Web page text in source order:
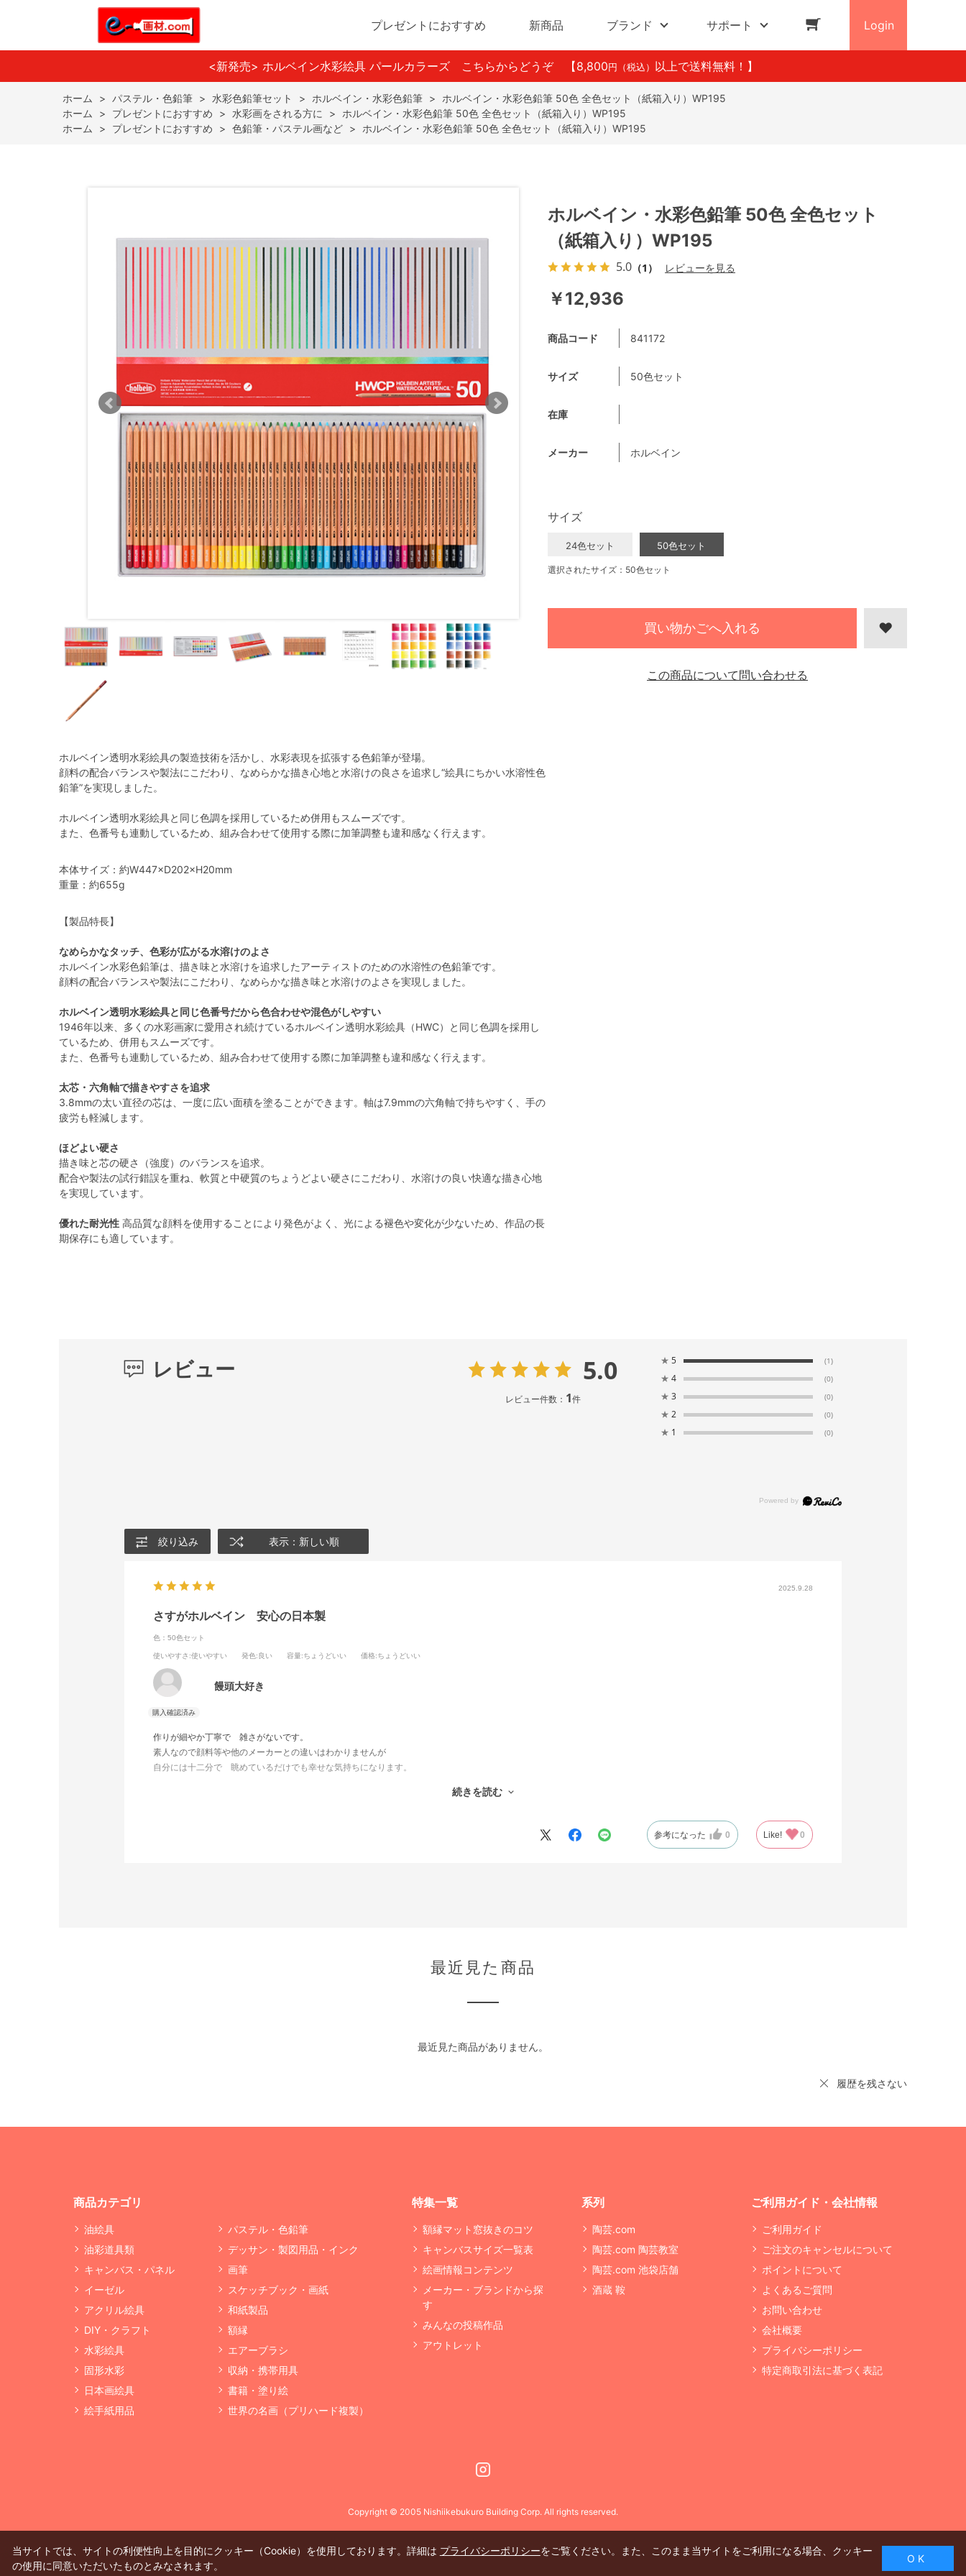
プレゼントにおすすめ 新商品 ブランド サポート Login
<新発売> ホルベイン水彩絵具 パールカラーズ こちらからどうぞ 【8,800 円（税込） 以上で送料無料！】
ホーム > パステル・色鉛筆 > 水彩色鉛筆セット > ホルベイン・水彩色鉛筆 >
ホルベイン・水彩色鉛筆 50色 全色セット（紙箱入り）WP195
ホーム
> プレゼントにおすすめ > 水彩画をされる方に >
ホルベイン・水彩色鉛筆 50色 全色セット（紙箱入り）WP195
ホーム
> プレゼントにおすすめ > 色鉛筆・パステル画など > ホルベイン・水彩色鉛筆 50色 全色セット（紙箱入り）WP195
ホルベイン透明水彩絵具の製造技術を活かし、水彩表現を拡張する色鉛筆が登場。
顔料の配合バランスや製法にこだわり、なめらかな描き心地と水溶けの良さを追求し“絵具にちかい水溶性色
鉛筆”を実現しました。
ホルベイン透明水彩絵具と同じ色調を採用しているため併用もスムーズです。
また、色番号も連動しているため、組み合わせて使用する際に加筆調整も違和感なく行えます。
本体サイズ：約W447×D202×H20mm
重量：約655g
【製品特長】
なめらかなタッチ、色彩が広がる水溶けのよさ
ホルベイン水彩色鉛筆は、描き味と水溶けを追求したアーティストのための水溶性の色鉛筆です。
顔料の配合バランスや製法にこだわり、なめらかな描き味と水溶けのよさを実現しました。
ホルベイン透明水彩絵具と同じ色番号だから色合わせや混色がしやすい
1946年以来、多くの水彩画家に愛用され続けているホルベイン透明水彩絵具（HWC）と同じ色調を採用し
ているため、併用もスムーズです。
また、色番号も連動しているため、組み合わせて使用する際に加筆調整も違和感なく行えます。
太芯・六角軸で描きやすさを追求
3.8mmの太い直径の芯は、一度に広い面積を塗ることができます。軸は7.9mmの六角軸で持ちやすく、手の
疲労も軽減します。
ほどよい硬さ
描き味と芯の硬さ（強度）のバランスを追求。
配合や製法の試行錯誤を重ね、軟質と中硬質のちょうどよい硬さにこだわり、水溶けの良い快適な描き心地
を実現しています。
優れた耐光性 高品質な顔料を使用することにより発色がよく、光による褪色や変化が少ないため、作品の長
期保存にも適しています。
ホルベイン・水彩色鉛筆 50色 全色セット
（紙箱入り）WP195
5.0 （1） レビューを見る
￥12,936
商品コード 841172
サイズ 50色セット
在庫
メーカー ホルベイン
サイズ
24色セット 50色セット
選択されたサイズ：50色セット
買い物かごへ入れる
この商品について問い合わせる
レビュー 5.0
レビュー件数： 1件
★ 5 (1)
★ 4 (0)
★ 3 (0)
★ 2 (0)
★ 1 (0)
絞り込み 表示：新しい順
2025.9.28
さすがホルベイン 安心の日本製
色：50色セット
使いやすさ :使いやすい 発色:良い 容量:ちょうどいい 価格:ちょうどいい
饅頭大好き
作りが細やか丁寧で 雑さがないです。
素人なので顔料等や他のメーカーとの違いはわかりませんが
自分には十二分で 眺めているだけでも幸せな気持ちになります。
続きを読む
参考になった 0 Like! 0
最近見た商品
最近見た商品がありません。
履歴を残さない
商品カテゴリ
油絵具
油彩道具類
キャンバス・パネル
イーゼル
アクリル絵具
DIY・クラフト
水彩絵具
固形水彩
日本画絵具
絵手紙用品
パステル・色鉛筆
デッサン・製図用品・インク
画筆
スケッチブック・画紙
和紙製品
額縁
エアーブラシ
収納・携帯用具
書籍・塗り絵
世界の名画（プリハード複製）
特集一覧
額縁マット窓抜きのコツ
キャンバスサイズ一覧表
絵画情報コンテンツ
メーカー・ブランドから探
す
みんなの投稿作品
アウトレット
系列
陶芸.com
陶芸.com 陶芸教室
陶芸.com 池袋店舗
酒蔵 鞍
ご利用ガイド・会社情報
ご利用ガイド
ご注文のキャンセルについて
ポイントについて
よくあるご質問
お問い合わせ
会社概要
プライバシーポリシー
特定商取引法に基づく表記
Copyright © 2005 Nishiikebukuro Building Corp. All rights reserved.
当サイトでは、サイトの利便性向上を目的にクッキー（Cookie）を使用しております。詳細は プライバシーポリシーをご覧ください。また、このまま当サイトをご利用になる場合、クッキー
の使用に同意いただいたものとみなされます。
O K